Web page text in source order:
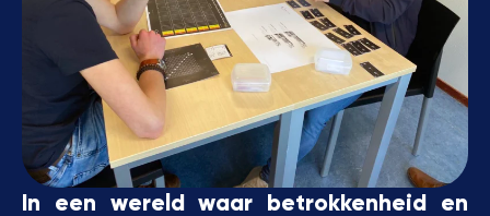
In een wereld waar betrokkenheid en